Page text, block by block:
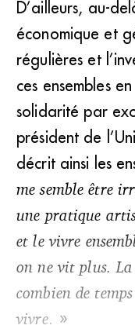
D’ailleurs, au-
économique et
régulières et
ces ensembles
solidarité par
président de
décrit ainsi les
me semble être
une pratique
et le vivre
on ne vit plus.
combien de
vivre. »